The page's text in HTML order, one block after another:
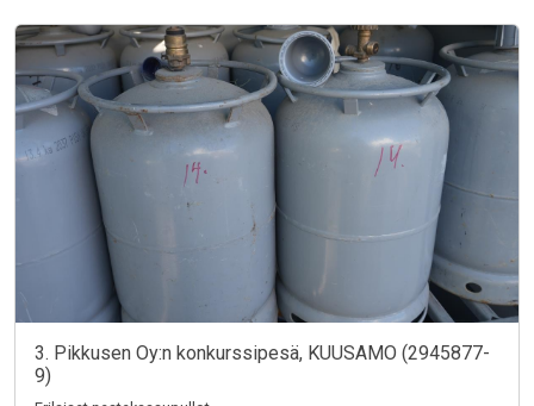
3. Pikkusen Oy:n konkurssipesä, KUUSAMO (2945877-
9)